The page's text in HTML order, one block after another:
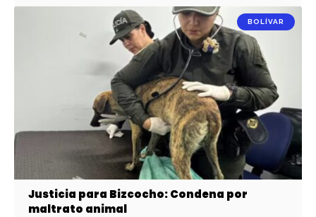
BOLÍVAR
Justicia para Bizcocho: Condena por
maltrato animal